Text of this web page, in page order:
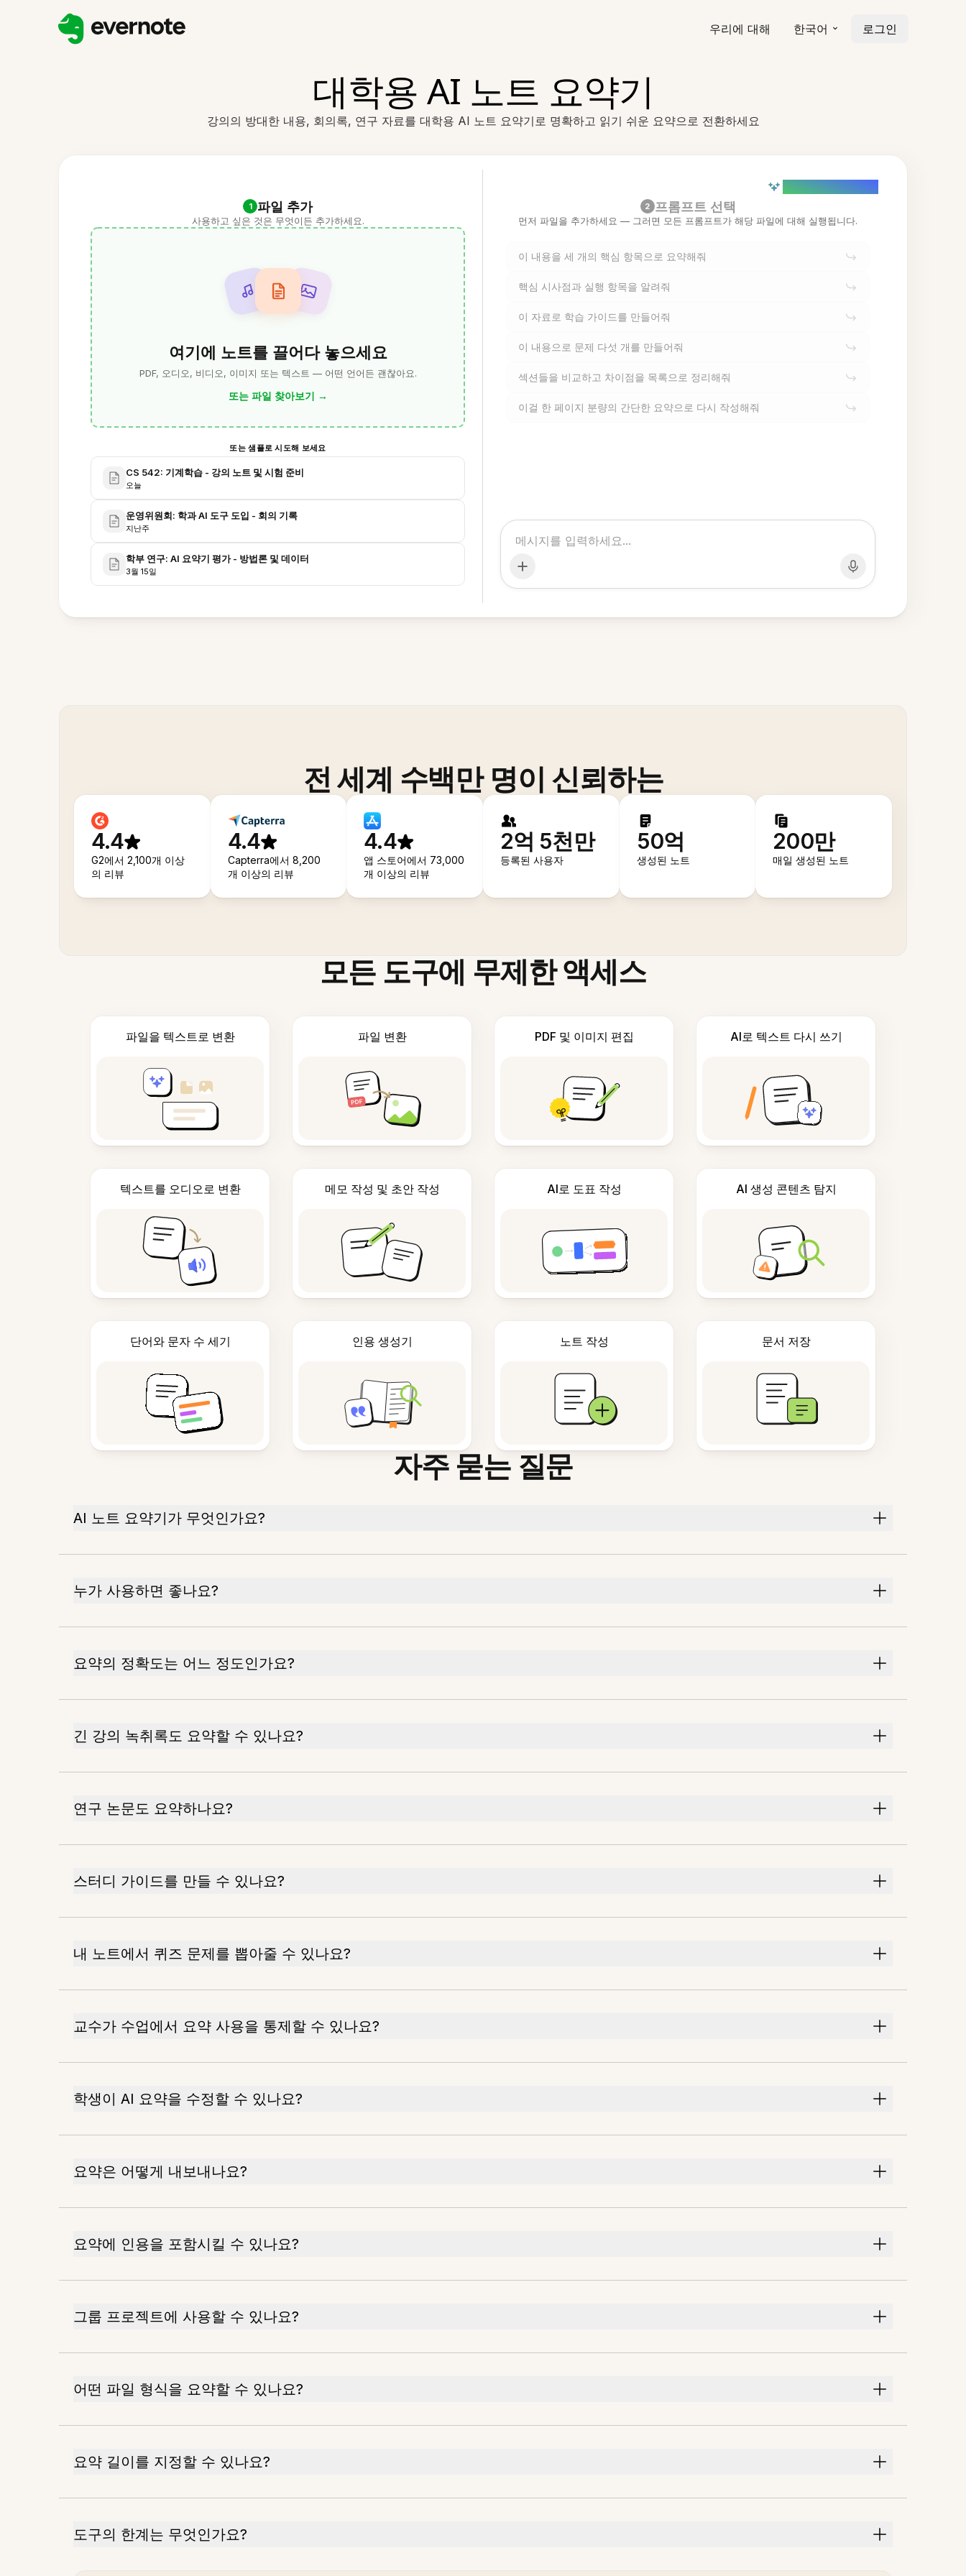
우리에 대해 한국어 로그인
대학용 AI 노트 요약기
강의의 방대한 내용, 회의록, 연구 자료를 대학용 AI 노트 요약기로 명확하고 읽기 쉬운 요약으로 전환하세요
1 파일 추가
사용하고 싶은 것은 무엇이든 추가하세요.
여기에 노트를 끌어다 놓으세요
PDF, 오디오, 비디오, 이미지 또는 텍스트 — 어떤 언어든 괜찮아요.
또는 파일 찾아보기 →
또는 샘플로 시도해 보세요
CS 542: 기계학습 - 강의 노트 및 시험 준비
오늘
운영위원회: 학과 AI 도구 도입 - 회의 기록
지난주
학부 연구: AI 요약기 평가 - 방법론 및 데이터
3월 15일
2 프롬프트 선택
먼저 파일을 추가하세요 — 그러면 모든 프롬프트가 해당 파일에 대해 실행됩니다.
이 내용을 세 개의 핵심 항목으로 요약해줘
핵심 시사점과 실행 항목을 알려줘
이 자료로 학습 가이드를 만들어줘
이 내용으로 문제 다섯 개를 만들어줘
섹션들을 비교하고 차이점을 목록으로 정리해줘
이걸 한 페이지 분량의 간단한 요약으로 다시 작성해줘
전 세계 수백만 명이 신뢰하는
4.4
G2에서 2,100개 이상
의 리뷰
4.4
Capterra에서 8,200
개 이상의 리뷰
4.4
앱 스토어에서 73,000
개 이상의 리뷰
2억 5천만
등록된 사용자
50억
생성된 노트
200만
매일 생성된 노트
모든 도구에 무제한 액세스
파일을 텍스트로 변환 파일 변환 PDF 및 이미지 편집 AI로 텍스트 다시 쓰기
텍스트를 오디오로 변환 메모 작성 및 초안 작성 AI로 도표 작성 AI 생성 콘텐츠 탐지
단어와 문자 수 세기 인용 생성기 노트 작성 문서 저장
자주 묻는 질문
AI 노트 요약기가 무엇인가요?
누가 사용하면 좋나요?
요약의 정확도는 어느 정도인가요?
긴 강의 녹취록도 요약할 수 있나요?
연구 논문도 요약하나요?
스터디 가이드를 만들 수 있나요?
내 노트에서 퀴즈 문제를 뽑아줄 수 있나요?
교수가 수업에서 요약 사용을 통제할 수 있나요?
학생이 AI 요약을 수정할 수 있나요?
요약은 어떻게 내보내나요?
요약에 인용을 포함시킬 수 있나요?
그룹 프로젝트에 사용할 수 있나요?
어떤 파일 형식을 요약할 수 있나요?
요약 길이를 지정할 수 있나요?
도구의 한계는 무엇인가요?